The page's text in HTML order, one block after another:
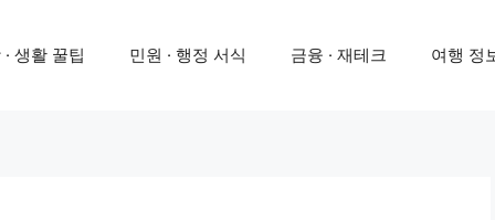
생활 꿀팁 민원 · 행정 서식 금융 · 재테크 여행 정